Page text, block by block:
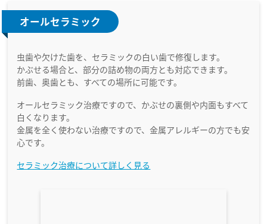
オールセラミック
虫歯や欠けた歯を、セラミックの白い歯で修復します。
かぶせる場合と、部分の詰め物の両方とも対応できます。
前歯、奥歯とも、すべての場所に可能です。
オールセラミック治療ですので、かぶせの裏側や内面もすべて
白くなります。
金属を全く使わない治療ですので、金属アレルギーの方でも安
心です。
セラミック治療について詳しく見る